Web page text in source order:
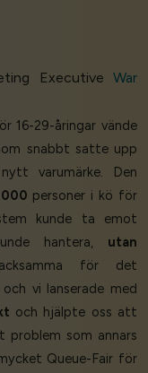
Executive War
16-29-åringar vände
snabbt satte upp
varumärke. Den
personer i kö för
kunde ta emot
hantera, utan
för det
vi lanserade med
och hjälpte oss att
problem som annars
Queue-Fair för